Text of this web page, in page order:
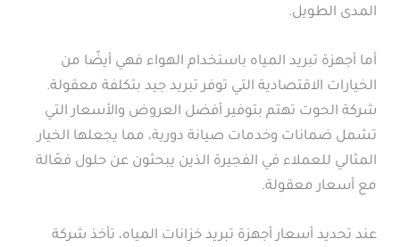
المدى الطويل.
أما أجهزة تبريد المياه باستخدام الهواء فهي أيضًا من
الخيارات الاقتصادية التي توفر تبريد جيد بتكلفة معقولة.
شركة الحوت تهتم بتوفير أفضل العروض والأسعار التي
تشمل ضمانات وخدمات صيانة دورية، مما يجعلها الخيار
المثالي للعملاء في الفجيرة الذين يبحثون عن حلول فعّالة
مع أسعار معقولة.
عند تحديد أسعار أجهزة تبريد خزانات المياه، تأخذ شركة